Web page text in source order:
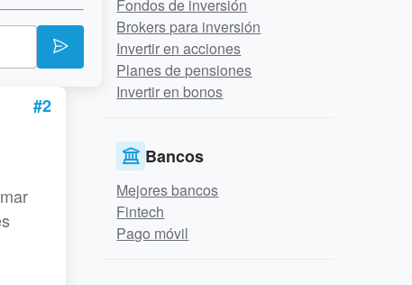
#2
Fondos de inversión
Brokers para inversión
Invertir en acciones
Planes de pensiones
Invertir en bonos
Bancos
Mejores bancos
Fintech
Pago móvil